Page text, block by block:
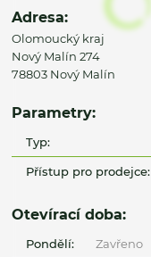
Adresa:
Olomoucký kraj
Nový Malín 274
78803 Nový Malín
Parametry:
Typ:
Přístup pro prodejce:
Otevírací doba:
Pondělí: Zavřeno